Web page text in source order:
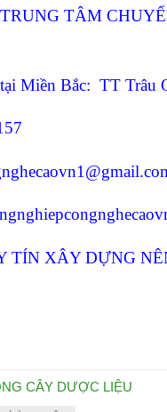
TÂM
Miền Bắc: TT Trâu
TÍN XÂY DỰNG
CÂY DƯỢC LIỆU